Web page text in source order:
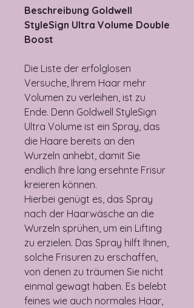
Beschreibung Goldwell
StyleSign Ultra Volume Double
Boost
Die Liste der erfolglosen
Versuche, Ihrem Haar mehr
Volumen zu verleihen, ist zu
Ende. Denn Goldwell StyleSign
Ultra Volume ist ein Spray, das
die Haare bereits an den
Wurzeln anhebt, damit Sie
endlich Ihre lang ersehnte Frisur
kreieren können.
Hierbei genügt es, das Spray
nach der Haarwäsche an die
Wurzeln sprühen, um ein Lifting
zu erzielen. Das Spray hilft Ihnen,
solche Frisuren zu erschaffen,
von denen zu träumen Sie nicht
einmal gewagt haben. Es belebt
feines wie auch normales Haar,